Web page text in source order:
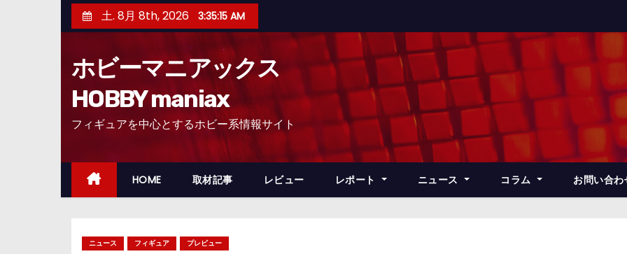
ン
ッ
土. 8月 8th, 2026 3:35:16 AM
ホビーマニアックス
HOBBY maniax
フィギュアを中心とするホビー系情報サイト
HOME 取材記事 レビュー レポート ニュース コラム お問い合わ
ニュース フィギュア プレビュー